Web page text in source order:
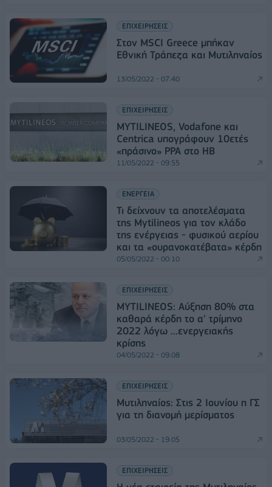
ΕΠΙΧΕΙΡΗΣΕΙΣ
Στον MSCI Greece μπήκαν
Εθνική Τράπεζα και Μυτιληναίος
13/05/2022 - 07:40
ΕΠΙΧΕΙΡΗΣΕΙΣ
MYTILINEOS, Vodafone και
Centrica υπογράφουν 10ετές
«πράσινο» PPA στο ΗΒ
11/05/2022 - 09:55
ΕΝΕΡΓΕΙΑ
Τι δείχνουν τα αποτελέσματα
της Mytilineos για τον κλάδο
της ενέργειας - φυσικού αερίου
και τα «ουρανοκατέβατα» κέρδη
05/05/2022 - 00:10
ΕΠΙΧΕΙΡΗΣΕΙΣ
MYTILINEOS: Αύξηση 80% στα
καθαρά κέρδη το α' τρίμηνο
2022 λόγω ...ενεργειακής
κρίσης
04/05/2022 - 09:08
ΕΠΙΧΕΙΡΗΣΕΙΣ
Μυτιληναίος: Στις 2 Ιουνίου η ΓΣ
για τη διανομή μερίσματος
03/05/2022 - 19:05
ΕΠΙΧΕΙΡΗΣΕΙΣ